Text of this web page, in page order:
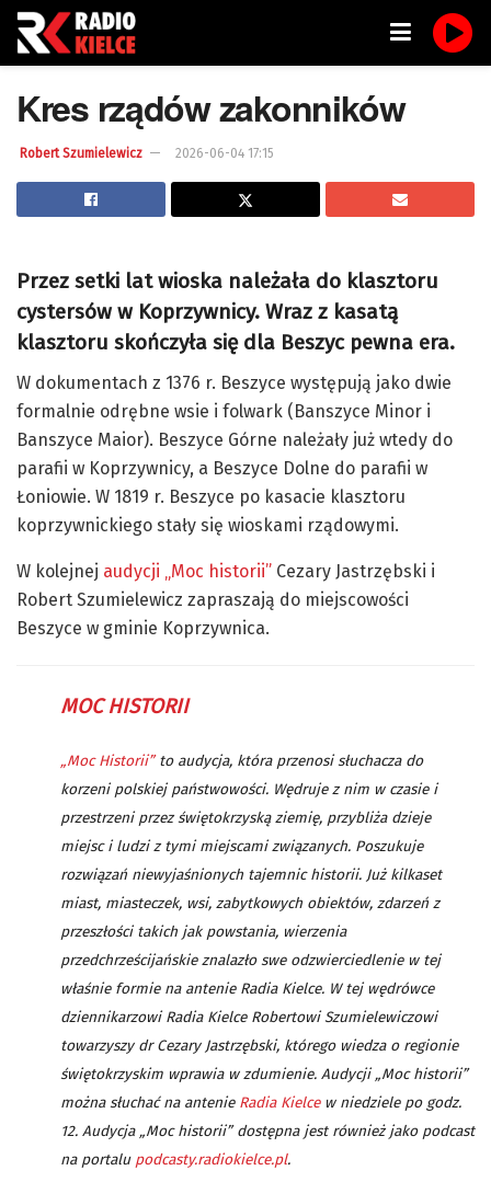
Kres rządów zakonników
Robert Szumielewicz 2026-06-04 17:15
Przez setki lat wioska należała do klasztoru
cystersów w Koprzywnicy. Wraz z kasatą
klasztoru skończyła się dla Beszyc pewna era.
W dokumentach z 1376 r. Beszyce występują jako dwie
formalnie odrębne wsie i folwark (Banszyce Minor i
Banszyce Maior). Beszyce Górne należały już wtedy do
parafii w Koprzywnicy, a Beszyce Dolne do parafii w
Łoniowie. W 1819 r. Beszyce po kasacie klasztoru
koprzywnickiego stały się wioskami rządowymi.
W kolejnej audycji „Moc historii” Cezary Jastrzębski i
Robert Szumielewicz zapraszają do miejscowości
Beszyce w gminie Koprzywnica.
MOC HISTORII
„Moc Historii”to audycja, która przenosi słuchacza do
korzeni polskiej państwowości. Wędruje z nim w czasie i
przestrzeni przez świętokrzyską ziemię, przybliża dzieje
miejsc i ludzi z tymi miejscami związanych. Poszukuje
rozwiązań niewyjaśnionych tajemnic historii. Już kilkaset
miast, miasteczek, wsi, zabytkowych obiektów, zdarzeń z
przeszłości takich jak powstania, wierzenia
przedchrześcijańskie znalazło swe odzwierciedlenie w tej
właśnie formie na antenie Radia Kielce. W tej wędrówce
dziennikarzowi Radia Kielce Robertowi Szumielewiczowi
towarzyszy dr Cezary Jastrzębski, którego wiedza o regionie
świętokrzyskim wprawia w zdumienie. Audycji „Moc historii”
można słuchać na antenie Radia Kielcew niedziele po godz.
12. Audycja „Moc historii” dostępna jest również jako podcast
na portalu podcasty.radiokielce.pl.